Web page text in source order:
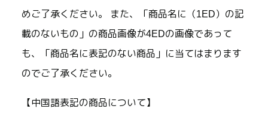
めご了承ください。 また、「商品名に（1ED）の記
載のないもの」の商品画像が4EDの画像であって
も、「商品名に表記のない商品」に当てはまります
のでご了承ください。
【中国語表記の商品について】